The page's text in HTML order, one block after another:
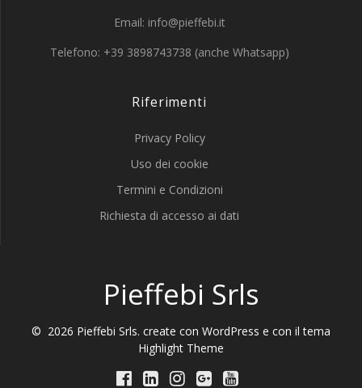
Email: info@pieffebi.it
Telefono: +39 3898743738 (anche Whatsapp)
Riferimenti
Privacy Policy
Uso dei cookie
Termini e Condizioni
Richiesta di accesso ai dati
Pieffebi Srls
© 2026 Pieffebi Srls. create con WordPress e con il tema
Highlight Theme